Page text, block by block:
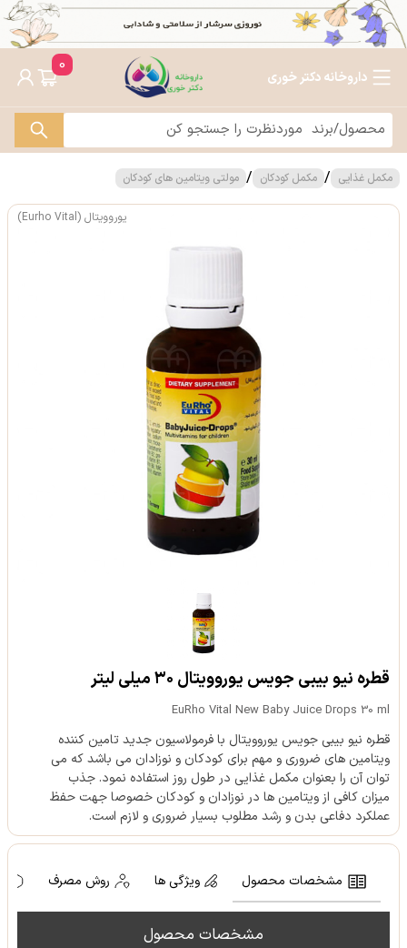
داروخانه دکتر خوری
0
مکمل غذایی / مکمل کودکان / مولتی ویتامین های کودکان
یوروویتال (Eurho Vital)
قطره نیو بیبی جویس یوروویتال ۳۰ میلی لیتر
EuRho Vital New Baby Juice Drops 30 ml
قطره نیو بیبی جویس یوروویتال با فرمولاسیون جدید تامین کننده
ویتامین های ضروری و مهم برای کودکان و نوزادان می باشد که می
توان آن را بعنوان مکمل غذایی در طول روز استفاده نمود. جذب
میزان کافی از ویتامین ها در نوزادان و کودکان خصوصا جهت حفظ
عملکرد دفاعی بدن و رشد مطلوب بسیار ضروری و لازم است.
مشخصات محصول ویژگی ها روش مصرف
مشخصات محصول